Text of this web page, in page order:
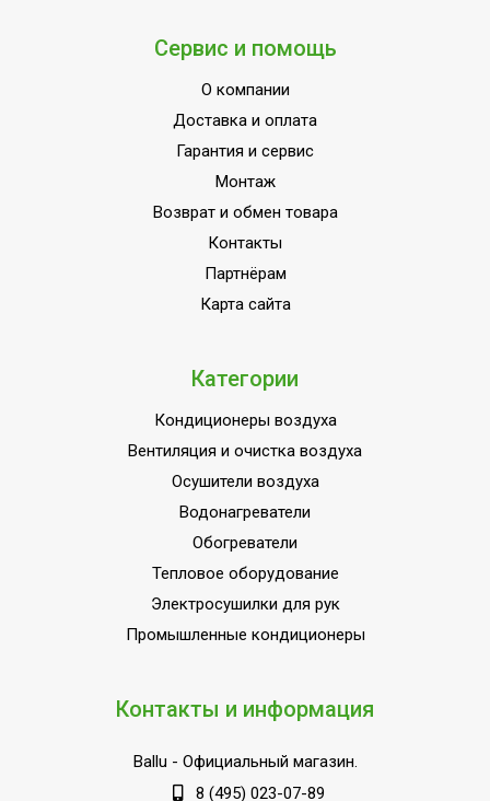
Сервис и помощь
О компании
Доставка и оплата
Гарантия и сервис
Монтаж
Возврат и обмен товара
Контакты
Партнёрам
Карта сайта
Категории
Кондиционеры воздуха
Вентиляция и очистка воздуха
Осушители воздуха
Водонагреватели
Обогреватели
Тепловое оборудование
Электросушилки для рук
Промышленные кондиционеры
Контакты и информация
Ballu - Официальный магазин.
8 (495) 023-07-89